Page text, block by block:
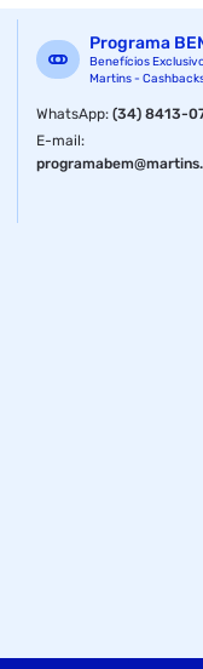
Programa
Benefícios
Martins -
WhatsApp:(34) 8413-
E-mail: